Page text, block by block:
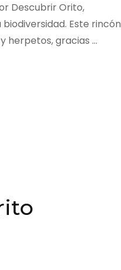
Descubrir Orito,
Este rincón
herpetos, gracias …